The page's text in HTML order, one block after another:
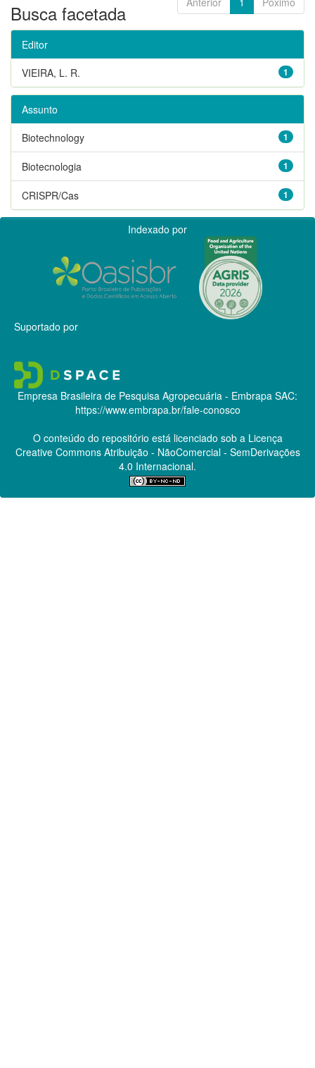
Busca facetada
Editor
1
VIEIRA, L. R.
Assunto
1
Biotechnology
1
Biotecnologia
1
CRISPR/Cas
Indexado por
Suportado por
Empresa Brasileira de Pesquisa Agropecuária - Embrapa SAC:
https://www.embrapa.br/fale-conosco
O conteúdo do repositório está licenciado sob a Licença
Creative CommonsAtribuição - NãoComercial - SemDerivações
4.0 Internacional.